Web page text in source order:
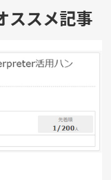
ススメ記事